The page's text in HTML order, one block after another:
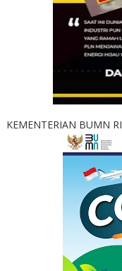
KEMENTERIAN BUMN RI